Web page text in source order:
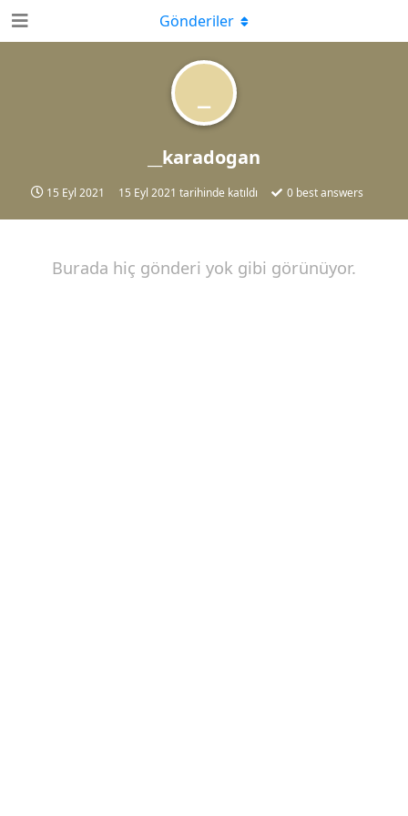
__karadogan
15 Eyl 2021 15 Eyl 2021 tarihinde katıldı 0 best answers
Gönderiler
Burada hiç gönderi yok gibi görünüyor.